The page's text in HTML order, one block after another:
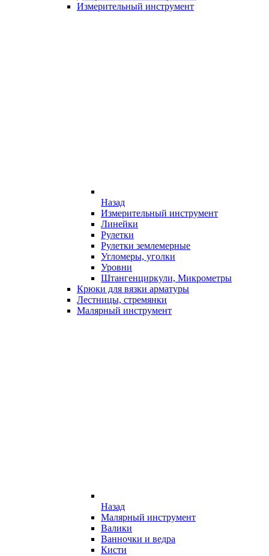
Измерительный инструмент
Назад
Измерительный инструмент
Линейки
Рулетки
Рулетки землемерные
Угломеры, уголки
Уровни
Штангенциркули, Микрометры
Крюки для вязки арматуры
Лестницы, стремянки
Малярный инструмент
Назад
Малярный инструмент
Валики
Ванночки и ведра
Кисти